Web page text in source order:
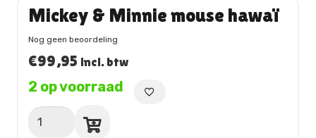
Mickey & Minnie mouse hawaï
Nog geen beoordeling
€99,95 incl. btw
2 op voorraad
Mickey